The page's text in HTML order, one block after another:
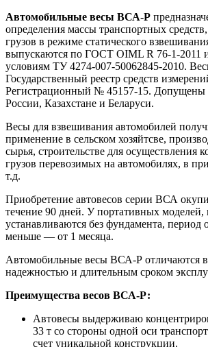
Автомобильные весы ВСА-Р
определения массы транспортных
грузов в режиме статического
выпускаются по ГОСТ OIML R 76-1-2011
условиям ТУ 4274-007-50062845-2010.
Государственный реестр средств
Регистрационный № 45157-15.
России, Казахстане и Беларуси.
Весы для взвешивания автомобилей
применение в сельском хозяйтсве,
сырья, строительстве для осуществления
грузов перевозимых на автомобилях, в
т.д.
Приобретение автовесов серии ВСА
течение 90 дней. У портативных моделей,
устанавливаются без фундамента, период
меньше — от 1 месяца.
Автомобильные весы ВСА-Р отличаются
надежностью и длительным сроком
Преимущества весов ВСА-Р:
Автовесы выдерживаю
33 т со стороны одной оси
счет уникальной конструкции.